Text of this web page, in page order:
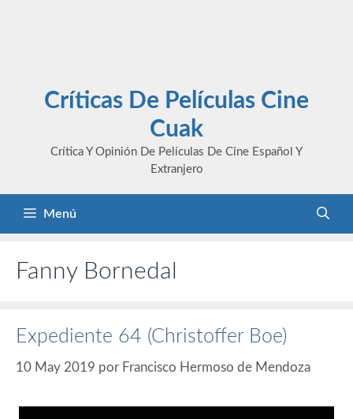
Críticas De Películas Cine
Cuak
Crítica Y Opinión De Películas De Cine Español Y
Extranjero
Menú
Fanny Bornedal
Expediente 64 (Christoffer Boe)
10 May 2019 por Francisco Hermoso de Mendoza